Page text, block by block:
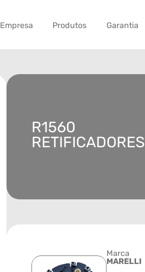
Empresa Produtos Garantia
R1560
RETIFICADORES
Marca
MARELLI